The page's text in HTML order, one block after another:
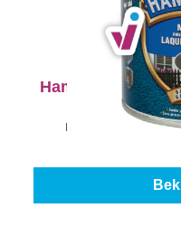
Hammerite
Kleur (Hammerite